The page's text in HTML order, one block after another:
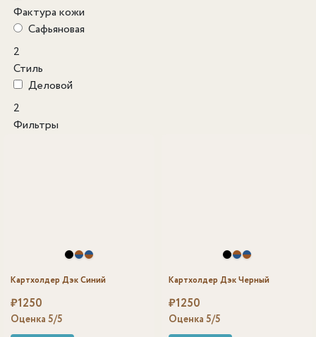
Фактура кожи
Сафьяновая
2
Стиль
Деловой
2
Фильтры
Картхолдер Дэк Синий
₽1250
Оценка 5/5
Картхолдер Дэк Черный
₽1250
Оценка 5/5